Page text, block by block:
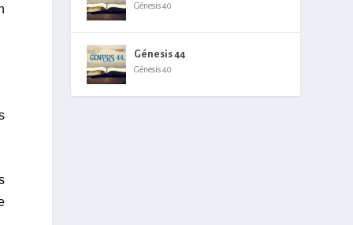
Génesis 40
Génesis 44
Génesis 40